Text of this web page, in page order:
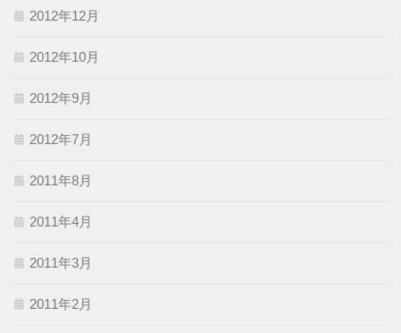
2012年12月
2012年10月
2012年9月
2012年7月
2011年8月
2011年4月
2011年3月
2011年2月